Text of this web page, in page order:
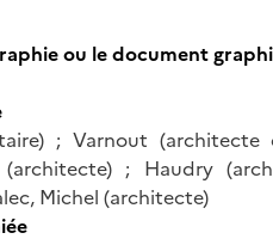
ou le document
; Varnout
; Haudry
Michel (architecte)